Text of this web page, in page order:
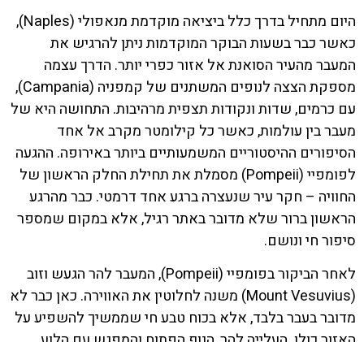
היום מתחיל בדרך כלל ביציאה מוקדמת מנאפולי (Naples),
כאשר כבר בשעות הבוקר המוקדמות ניתן להרגיש את
המעבר מהעיר הסואנת אל אזור כפרי יותר. הדרך עצמה
מספקת הצצה לנופים המשתנים של קמפניה (Campania),
עם כרמים, שדות ונקודות תצפית מרהיבות. התחושה היא של
מעבר בין עולמות, כאשר כל קילומטר מקרב אל אחד
הסיפורים ההיסטוריים המשמעותיים ביותר באירופה. ההגעה
לפומפיי (Pompeii) מסמלת את תחילת החלק הראשון של
החוויה – חקר עיר שנעצרה ברגע אחד דרמטי. כבר מהרגע
הראשון ברור שלא מדובר באתר רגיל, אלא במקום שמספר
סיפור חי ונושם.
לאחר הביקור בפומפיי (Pompeii), המעבר להר הגעש וזוב
(Mount Vesuvius) משנה לחלוטין את האווירה. כאן כבר לא
מדובר בעבר בלבד, אלא בכוח טבע חי שממשיך להשפיע על